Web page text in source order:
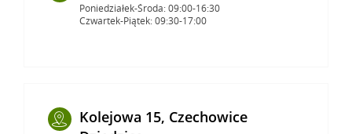
Poniedziałek-Środa: 09:00-16:30
Czwartek-Piątek: 09:30-17:00
Kolejowa 15, Czechowice